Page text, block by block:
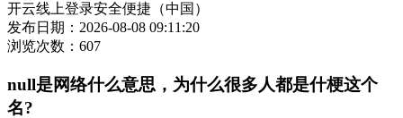
开云线上登录安全便捷（中国）
发布日期：2026-08-08 09:11:20
浏览次数：607
null是网络什么意思，为什么很多人都是什梗这个
名?